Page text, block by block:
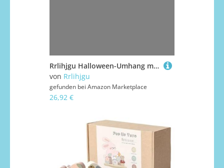
Rrlihjgu Halloween-Umhang mit Kapuze, Unisex, für Erwachsene, für Kostüme, Partys und Halloween-Theater
von Rrlihjgu
gefunden bei Amazon Marketplace
26,92 €